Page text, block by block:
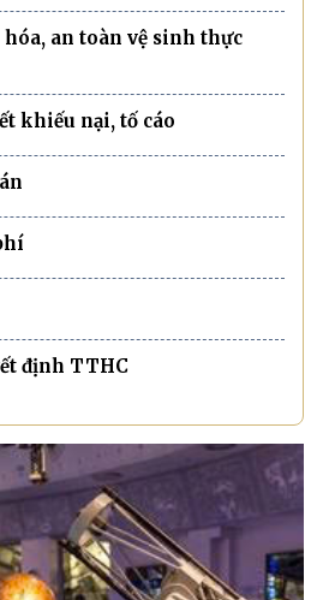
hóa, an toàn vệ sinh thực
khiếu nại, tố cáo
định TTHC